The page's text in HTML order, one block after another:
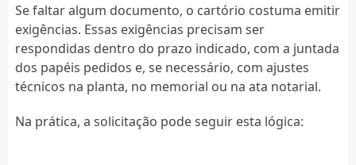
Se faltar algum documento, o cartório costuma emitir
exigências. Essas exigências precisam ser
respondidas dentro do prazo indicado, com a juntada
dos papéis pedidos e, se necessário, com ajustes
técnicos na planta, no memorial ou na ata notarial.
Na prática, a solicitação pode seguir esta lógica: